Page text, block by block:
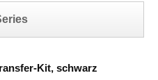
Kit, schwarz